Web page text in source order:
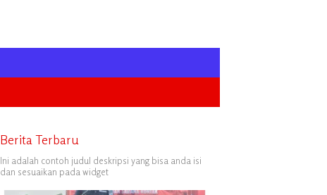
Berita Terbaru
Ini adalah contoh judul deskripsi yang bisa anda isi
dan sesuaikan pada widget